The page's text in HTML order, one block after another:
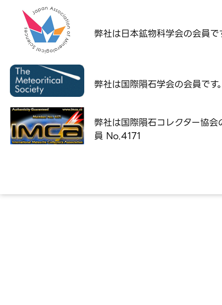
弊社は日本鉱物科学会の会員で
弊社は国際隕石学会の会員です
弊社は国際隕石コレクター協会
員 No.4171